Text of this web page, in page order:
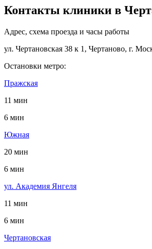
Контакты клиники в
Адрес, схема проезда и часы работы
ул. Чертановская 38 к 1, Чертаново, г.
Остановки метро:
Пражская
11 мин
6 мин
Южная
20 мин
6 мин
ул. Академия Янгеля
11 мин
6 мин
Чертановская